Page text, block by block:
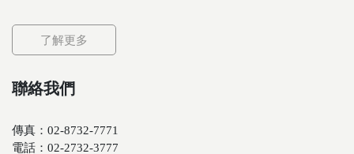
了解更多
聯絡我們
傳真：02-8732-7771
電話：02-2732-3777